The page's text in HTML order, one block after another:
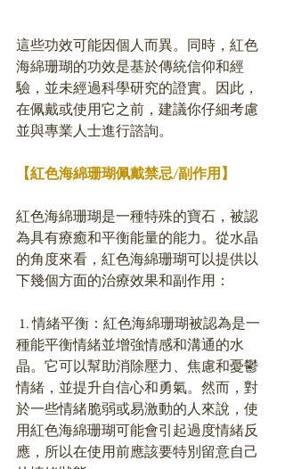
這些功效可能因個人而異。同時，紅色
海綿珊瑚的功效是基於傳統信仰和經
驗，並未經過科學研究的證實。因此，
在佩戴或使用它之前，建議你仔細考慮
並與專業人士進行諮詢。
【紅色海綿珊瑚佩戴禁忌/副作用】
紅色海綿珊瑚是一種特殊的寶石，被認
為具有療癒和平衡能量的能力。從水晶
的角度來看，紅色海綿珊瑚可以提供以
下幾個方面的治療效果和副作用：
種能平衡情緒並增強情感和溝通的水
晶。它可以幫助消除壓力、焦慮和憂鬱
情緒，並提升自信心和勇氣。然而，對
於一些情緒脆弱或易激動的人來說，使
用紅色海綿珊瑚可能會引起過度情緒反
應，所以在使用前應該要特別留意自己